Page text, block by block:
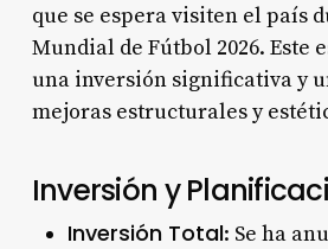
que se espera visiten el país
Mundial de Fútbol 2026. Este
una inversión significativa y
mejoras estructurales y
Inversión y
Inversión Total: Se ha